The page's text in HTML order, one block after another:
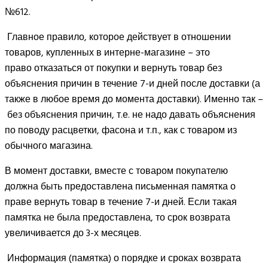
№612.
Главное правило, которое действует в отношении
товаров, купленных в интерне-магазине – это
право отказаться от покупки и вернуть товар без
объяснения причин в течение 7-и дней после доставки (а
также в любое время до момента доставки). Именно так –
без объяснения причин, т.е. не надо давать объяснения
по поводу расцветки, фасона и т.п., как с товаром из
обычного магазина.
В момент доставки, вместе с товаром покупателю
должна быть предоставлена письменная памятка о
праве вернуть товар в течение 7-и дней. Если такая
памятка не была предоставлена, то срок возврата
увеличивается до 3-х месяцев.
Информация (памятка) о порядке и сроках возврата